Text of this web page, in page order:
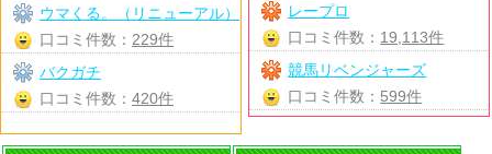
レープロ
口コミ件数： 19,113件
競馬リベンジャーズ
口コミ件数： 599件
ウマくる。（リニューアル）
口コミ件数： 229件
バクガチ
口コミ件数： 420件